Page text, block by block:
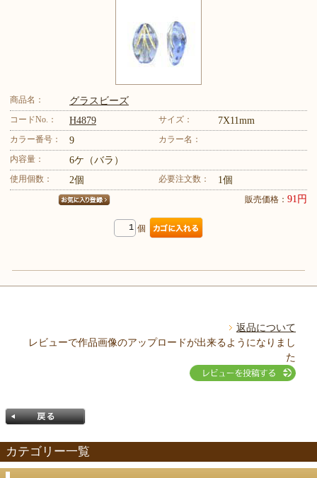
商品名： グラスビーズ
コードNo.： H4879 サイズ： 7X11mm
カラー番号： 9
カラー名：
内容量：
6ケ（バラ）
使用個数： 2個 必要注文数： 1個
販売価格： 91円
個
返品について
レビューで作品画像のアップロードが出来るようになりまし
た
カテゴリー一覧